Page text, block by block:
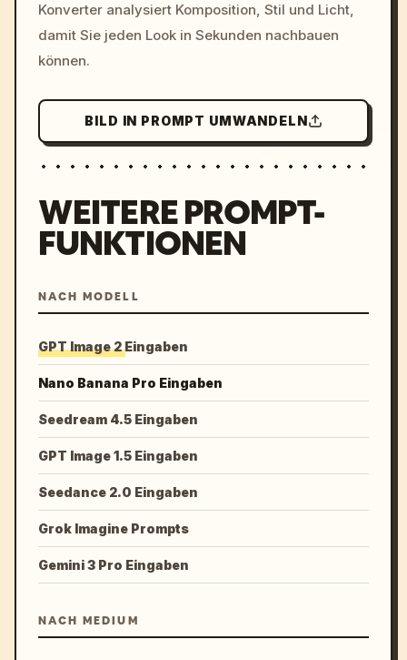
Konverter analysiert Komposition, Stil und Licht,
damit Sie jeden Look in Sekunden nachbauen
können.
BILD IN PROMPT UMWANDELN
WEITERE PROMPT-
FUNKTIONEN
NACH MODELL
GPT Image 2 Eingaben
Nano Banana Pro Eingaben
Seedream 4.5 Eingaben
GPT Image 1.5 Eingaben
Seedance 2.0 Eingaben
Grok Imagine Prompts
Gemini 3 Pro Eingaben
NACH MEDIUM